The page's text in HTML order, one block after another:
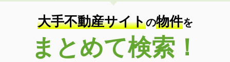
大手不動産サイトの物件を
まとめて検索！